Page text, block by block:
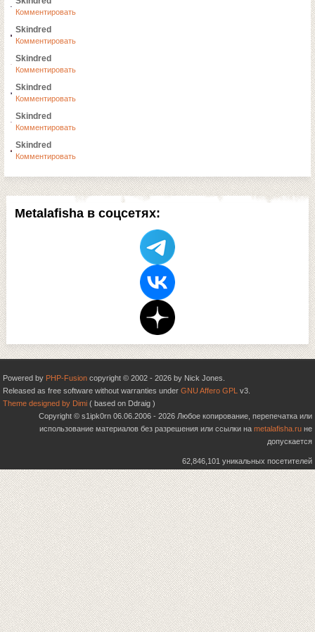
Metalafisha в соцсетях:
Комментировать
Skindred
Комментировать
Skindred
Комментировать
Skindred
Комментировать
Skindred
Комментировать
Skindred
Комментировать
Powered by PHP-Fusion copyright © 2002 - 2026 by Nick Jones.
Released as free software without warranties under GNU Affero GPL v3.
Theme designed by Dimi ( based on Ddraig )
Copyright © s1ipk0rn 06.06.2006 - 2026 Любое копирование, перепечатка или
использование материалов без разрешения или ссылки на metalafisha.ru не
допускается
62,846,101 уникальных посетителей